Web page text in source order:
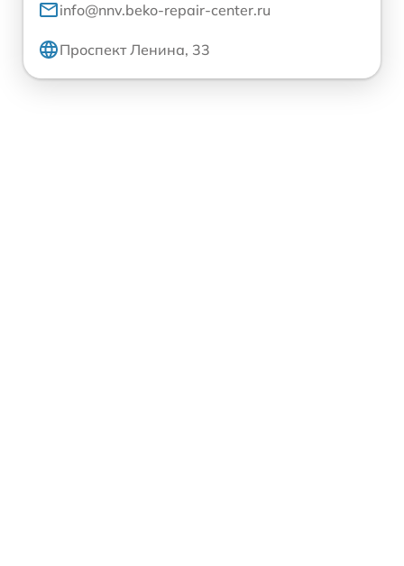
info@nnv.beko-repair-center.ru
Проспект Ленина, 33